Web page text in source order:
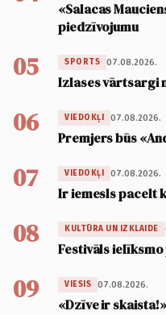
«Salacas
piedzīvojumu
05 SPORTS 07.08.2026.
Izlases vārtsargi
06 VIEDOKĻI 07.08.2026.
Premjers būs
07 VIEDOKĻI 07.08.2026.
Ir iemesls pacelt
08 KULTŪRA UN IZKLAIDE
Festivāls
09 VIESIS 07.08.2026.
«Dzīve ir skaista!»